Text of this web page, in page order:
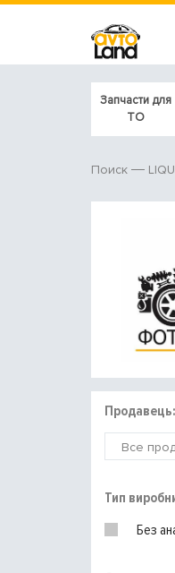
Запчасти для
ТО
Поиск
Продавець:
Тип
Без